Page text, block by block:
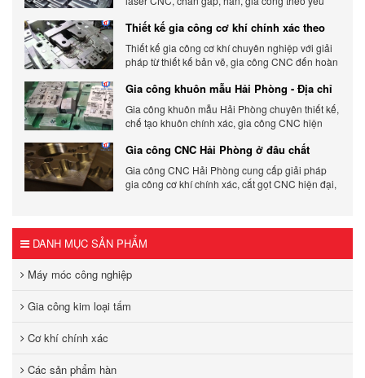
phí.
Thiết kế gia công cơ khí chính xác theo
yêu cầu
Thiết kế gia công cơ khí chuyên nghiệp với giải
pháp từ thiết kế bản vẽ, gia công CNC đến hoàn
và tiến độ.
Gia công khuôn mẫu Hải Phòng - Địa chỉ
gia công chất lượng
Gia công khuôn mẫu Hải Phòng chuyên thiết kế,
chế tạo khuôn chính xác, gia công CNC hiện
tranh.
Gia công CNC Hải Phòng ở đâu chất
lượng, giá tốt?
Gia công CNC Hải Phòng cung cấp giải pháp
gia công cơ khí chính xác, cắt gọt CNC hiện đại,
DANH MỤC SẢN PHẨM
Máy móc công nghiệp
Gia công kim loại tấm
Cơ khí chính xác
Các sản phẩm hàn